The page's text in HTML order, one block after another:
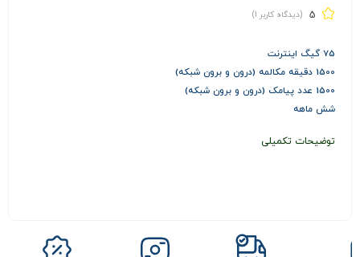
5 (دیدگاه کاربر 1
)
75 گیگ اینترنت
1500 دقیقه مکالمه (درون و برون شبکه)
1500 عدد پیامک (درون و برون شبکه)
شش ماهه
توضیحات تکمیلی